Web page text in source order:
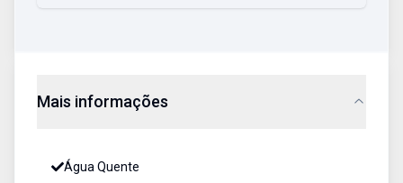
Mais informações
Água Quente